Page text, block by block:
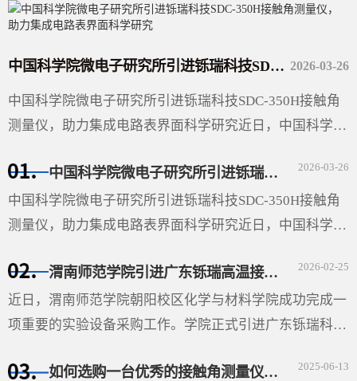
2026-03-26
中国科学院微电子研究所引进铄瑞科技SDC-350H接触角测量仪，助力集成电路表界面科学研究
中国科学院微电子研究所引进铄瑞科技SDC-350H接触角
测量仪，助力集成电路表界面科学研究近日，中国科学院
技有限公司···
2026-03-26
中国科学院微电子研究所引进铄瑞科技SDC-350H接触角测量仪，助力集成电路表界面科学研究
中国科学院微电子研究所引进铄瑞科技SDC-350H接触角
测量仪，助力集成电路表界面科学研究近日，中国科学院
技有限公司（以下简称“铄瑞科技”）自动倾斜接触角测···
2026-02-25
渭南师范学院引进广东铄瑞高温接触角测量仪，助力材料表面科学研究
近日，渭南师范学院朝阳校区化学与材料学院成功完成一
项重要的实验设备采购工作。学院正式引进广东铄瑞科技
350SE），并根据高温科研需求特别定制了高温平台。该
2025-06-13
如何选购一台优秀的接触角测量仪-铄瑞科技教您选型